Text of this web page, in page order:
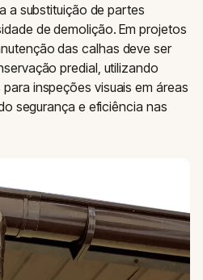
a substituição de partes
de demolição. Em projetos
das calhas deve ser
predial, utilizando
inspeções visuais em áreas
segurança e eficiência nas